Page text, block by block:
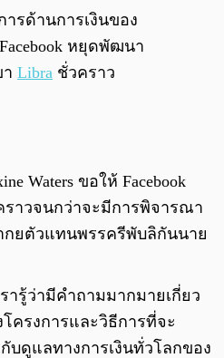
รด้านการเงินของ
หยุดพัฒนา
Libra ชั่วคราว
Waters ขอให้ Facebook
ราวจนกว่าจะมีการพิจารณา
กยตัวแทนพรรครีพับลิกันนาย
รารู้ว่ามีคำถามมากมายเกี่ยว
ครงการและวิธีการที่จะ
บดูแลทางการเงินทั่วโลกของ